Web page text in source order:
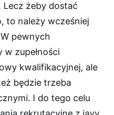
Lecz żeby dostać
to należy wcześniej
pewnych
zupełności
kwalifikacyjnej, ale
będzie trzeba
I do tego celu